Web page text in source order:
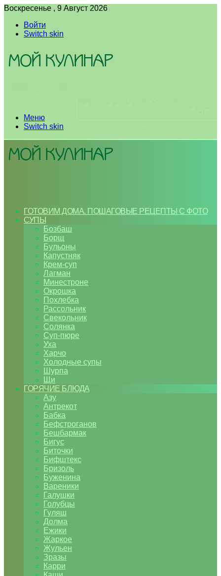
Воскресенье , 9 Август 2026
Войти
Switch skin
Меню
Switch skin
ГОТОВИМ ДОМА. ПОШАГОВЫЕ РЕЦЕПТЫ С ФОТО
СУПЫ
Бозбаш
Борщ
Бульоны
Капустняк
Крем-суп
Лагман
Минестроне
Окрошка
Похлебка
Рассольник
Свекольник
Солянка
Суп-пюре
Уха
Харчо
Холодные супы
Шурпа
Щи
ГОРЯЧИЕ БЛЮДА
Азу
Антрекот
Бабка
Бефстроганов
Бешбармак
Бигус
Биточки
Бифштекс
Бризоль
Буженина
Вареники
Галушки
Голубцы
Гуляш
Долма
Ежики
Жаркое
Жульен
Зразы
Карри